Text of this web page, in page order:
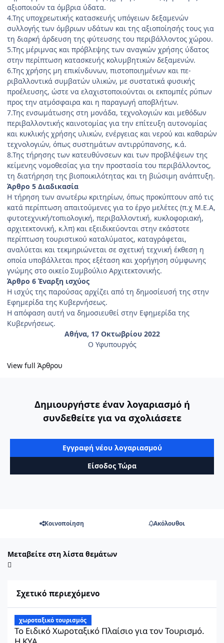
αξιοποιούν τα όμβρια ύδατα.
4.Της υποχρεωτικής κατασκευής υπόγειων δεξαμενών
συλλογής των όμβριων υδάτων και της αξιοποίησής τους για
τη διαρκή άρδευση της φύτευσης του περιβάλλοντος χώρου.
5.Της μέριμνας και πρόβλεψης των αναγκών χρήσης ύδατος
στην περίπτωση κατασκευής κολυμβητικών δε­ξαμενών.
6.Της χρήσης μη επικίνδυνων, πιστοποιημένων και πε­
ριβαλλοντικά συμβατών υλικών, με συστατικά φυσικής
προέλευσης, ώστε να ελαχιστοποιούνται οι εκπομπές ρύ­πων
προς την ατμόσφαιρα και η παραγωγή αποβλήτων.
7.Της ενσωμάτωσης στη μονάδα, τεχνολογιών και μεθόδων
περιβαλλοντικής καινοτομίας για την επίτευ­ξη αυτονομίας
και κυκλικής χρήσης υλικών, ενέργειας και νερού και καθαρών
τεχνολογιών, όπως συστημάτων αντιρρύπανσης, κ.ά.
8.Της τήρησης των κατευθύνσεων και των προβλέ­ψεων της
κείμενης νομοθεσίας για την προστασία του περιβάλλοντος,
τη διατήρηση της βιοποικιλότητας και τη βιώσιμη ανάπτυξη.
Άρθρο 5 Διαδικασία
Η τήρηση των ανωτέρω κριτηρίων, όπως προκύ­πτουν από τις
κατά περίπτωση απαιτούμενες για το έργο μελέτες (π.χ Μ.Ε.Α,
φυτοτεχνική/τοπιολογική, πε­ριβαλλοντική, κυκλοφοριακή,
αρχιτεκτονική, κ.λπ) και εξειδικεύονται στην εκάστοτε
περίπτωση τουριστικού καταλύματος, καταγράφεται,
αναλύεται και τεκμηριώνε­ται σε σχετική τεχνική έκθεση η
οποία υποβάλλεται προς εξέταση και χορήγηση σύμφωνης
γνώμης στο οικείο Συμβούλιο Αρχιτεκτονικής.
Άρθρο 6 Έναρξη ισχύος
Η ισχύς της παρούσας αρχίζει από τη δημοσίευσή της στην
Εφημερίδα της Κυβερνήσεως.
Η απόφαση αυτή να δημοσιευθεί στην Εφημερίδα της
Κυβερνήσεως.
Αθήνα, 17 Οκτωβρίου 2022
Ο Υφυπουργός
View full Άρθρου
Δημιουργήστε έναν λογαριασμό ή
συνδεθείτε για να σχολιάσετε
Εγγραφή νέου λογαριασμού
Είσοδος Τώρα
Κοινοποίηση Ακόλουθοι
Μεταβείτε στη λίστα θεμάτων
Σχετικό περιεχόμενο
χωροταξικό τουρισμός
Το Ειδικό Χωροταξικό Πλαίσιο για τον Τουρισμό.